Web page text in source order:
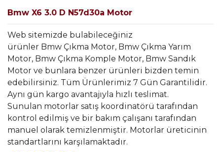
Bmw X6 3.0 D N57d30a Motor
Web sitemizde bulabileceğiniz
ürünler Bmw Çıkma Motor, Bmw Çıkma Yarım
Motor, Bmw Çıkma Komple Motor, Bmw Sandık
Motor ve bunlara benzer ürünleri bizden temin
edebilirsiniz. Tüm Ürünlerimiz 7 Gün Garantilidir.
Aynı gün kargo avantajıyla hızlı teslimat.
Sunulan motorlar satış koordinatörü tarafından
kontrol edilmiş ve bir bakım çalışanı tarafından
manuel olarak temizlenmiştir. Motorlar üreticinin
standartlarını karşılamaktadır.